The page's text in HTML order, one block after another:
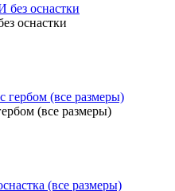
оснастки
(все размеры)